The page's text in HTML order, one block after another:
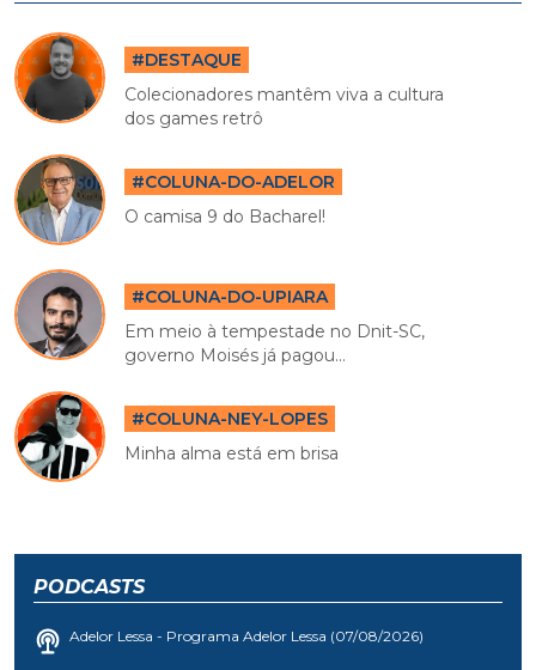
#DESTAQUE
Colecionadores mantêm viva a cultura
dos games retrô
#COLUNA-DO-ADELOR
O camisa 9 do Bacharel!
#COLUNA-DO-UPIARA
Em meio à tempestade no Dnit-SC,
governo Moisés já pagou...
#COLUNA-NEY-LOPES
Minha alma está em brisa
PODCASTS
Adelor Lessa - Programa Adelor Lessa (07/08/2026)